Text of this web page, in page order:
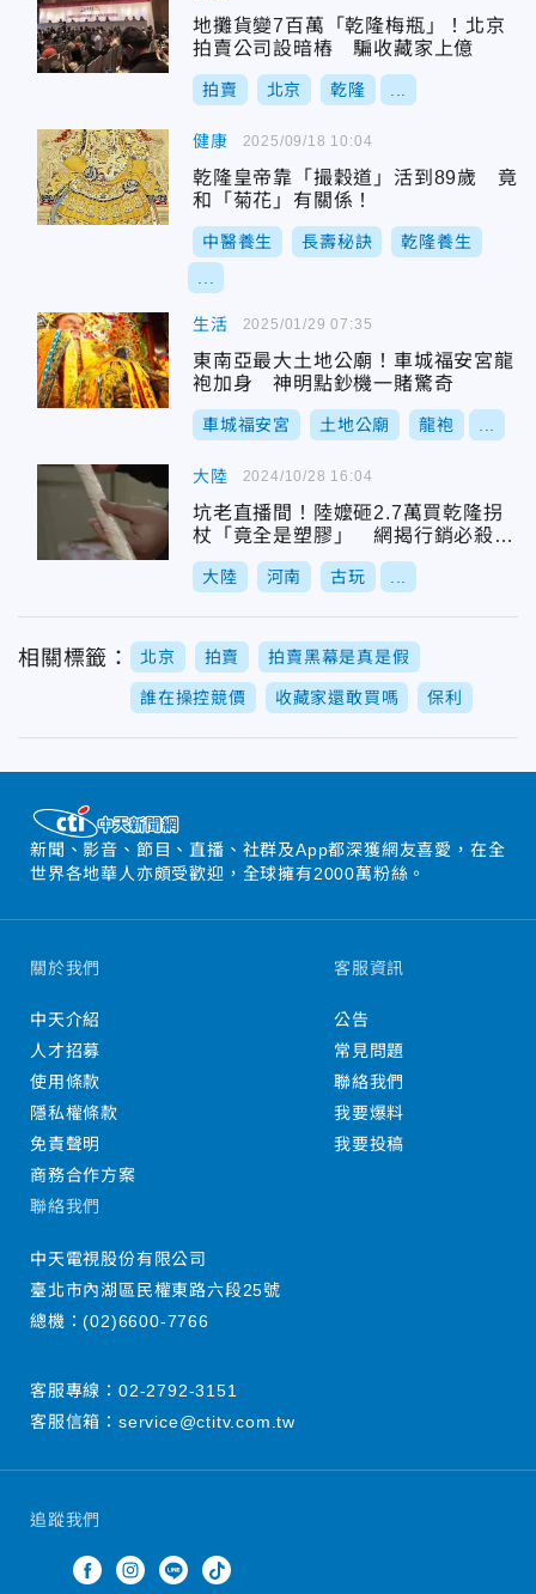
地攤貨變7百萬「乾隆梅瓶」！北京
拍賣公司設暗樁 騙收藏家上億
拍賣 北京 乾隆
健康
乾隆皇帝靠「撮穀道」活到89歲 竟
和「菊花」有關係！
中醫養生 長壽秘訣 乾隆養生
2025/09/18 10:04
生活
東南亞最大土地公廟！車城福安宮龍
袍加身 神明點鈔機一賭驚奇
車城福安宮 土地公廟 龍袍
2025/01/29 07:35
大陸
坑老直播間！陸嬤砸2.7萬買乾隆拐
杖「竟全是塑膠」 網揭行銷必殺話
術
大陸 河南 古玩
2024/10/28 16:04
相關標籤： 北京 拍賣 拍賣黑幕是真是假
誰在操控競價 收藏家還敢買嗎 保利
新聞、影音、節目、直播、社群及App都深獲網友喜愛，在全
世界各地華人亦頗受歡迎，全球擁有2000萬粉絲。
追蹤我們
關於我們
中天介紹
人才招募
使用條款
隱私權條款
免責聲明
商務合作方案
客服資訊
公告
常見問題
聯絡我們
我要爆料
我要投稿
聯絡我們
中天電視股份有限公司
臺北市內湖區民權東路六段25號
總機：(02)6600-7766
客服專線： 02-2792-3151
客服信箱： service@ctitv.com.tw